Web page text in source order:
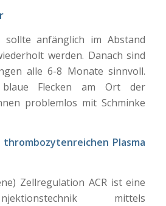
sollte anfänglich im Abstand
werden. Danach sind
alle 6-8 Monate sinnvoll.
blaue Flecken am Ort der
problemlos mit Schminke
Plasma
Zellregulation ACR ist eine
mittels